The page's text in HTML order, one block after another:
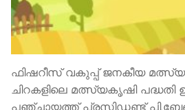
ഫിഷറീസ് വകുപ്പ് ജനകീയ
ചിറകളിലെ മത്സ്യകൃഷി പദ്ധതി
പഞ്ചായത്ത് പ്രസിഡണ്ട്